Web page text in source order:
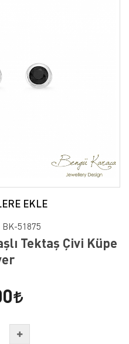
EKLE
BK-51875
Tektaş Çivi Küpe